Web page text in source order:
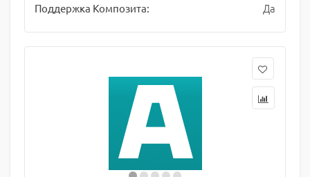
Поддержка Композита: Да